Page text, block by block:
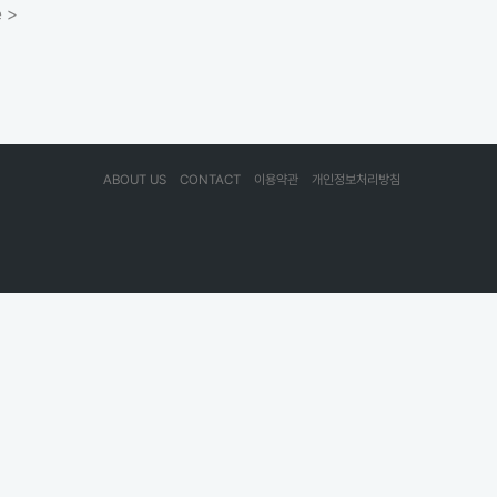
>
개인정보처리방침
이용약관
CONTACT
ABOUT US